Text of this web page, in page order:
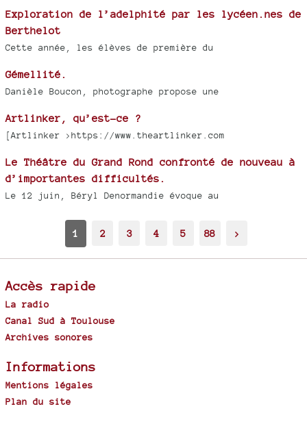
Exploration de l’adelphité par les lycéen.nes de
Berthelot
Cette année, les élèves de première du
Gémellité.
Danièle Boucon, photographe propose une
Artlinker, qu’est-ce ?
[Artlinker >https://www.theartlinker.com
Le Théâtre du Grand Rond confronté de nouveau à
d’importantes difficultés.
Le 12 juin, Béryl Denormandie évoque au
1 2 3 4 5 88 >
Accès rapide
La radio
Canal Sud à Toulouse
Archives sonores
Informations
Mentions légales
Plan du site